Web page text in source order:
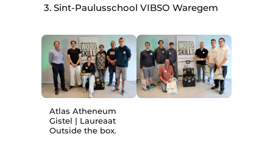
Sint-Paulusschool VIBSO Waregem
Atlas Atheneum
Gistel | Laureaat
Outside the box.